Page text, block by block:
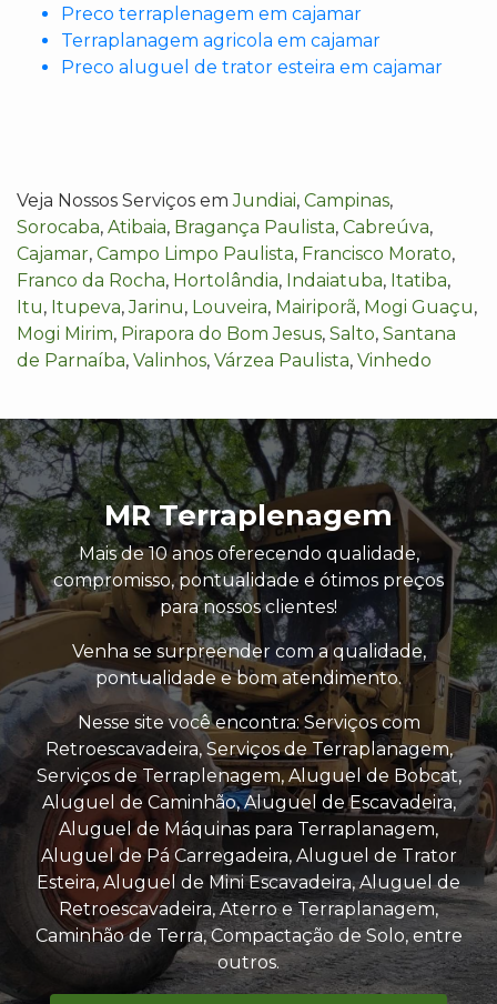
Preco terraplenagem em cajamar
Terraplanagem agricola em cajamar
Preco aluguel de trator esteira em cajamar
Veja Nossos Serviços emJundiai, Campinas,
Sorocaba, Atibaia, Bragança Paulista, Cabreúva,
Cajamar, Campo Limpo Paulista, Francisco Morato,
Franco da Rocha, Hortolândia, Indaiatuba, Itatiba,
Itu, Itupeva,Jarinu, Louveira, Mairiporã, Mogi Guaçu,
Mogi Mirim, Pirapora do Bom Jesus, Salto, Santana
de Parnaíba, Valinhos, Várzea Paulista, Vinhedo
MR Terraplenagem
Mais de 10 anos oferecendo qualidade,
compromisso, pontualidade e ótimos preços
para nossos clientes!
Venha se surpreender com a qualidade,
pontualidade e bom atendimento.
Nesse site você encontra: Serviços com
Retroescavadeira, Serviços de Terraplanagem,
Serviços de Terraplenagem, Aluguel de Bobcat,
Aluguel de Caminhão, Aluguel de Escavadeira,
Aluguel de Máquinas para Terraplanagem,
Aluguel de Pá Carregadeira, Aluguel de Trator
Esteira, Aluguel de Mini Escavadeira, Aluguel de
Retroescavadeira, Aterro e Terraplanagem,
Caminhão de Terra, Compactação de Solo, entre
outros.